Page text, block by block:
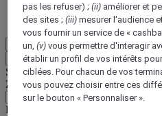
Plus
Retour
Sélectionnez votre zone et votre
Zone géographique
Pays/Région - Langue
pas les refuser) ;(ii) améliorer et
des sites ;(iii)mesurer l'audience
vous fournir un service de «
un,(v) vous permettre d'interagir
établir un profil de vos intérêts
ciblées. Pour chacun de vos
vous pouvez choisir entre ces
sur le bouton « Personnaliser ».